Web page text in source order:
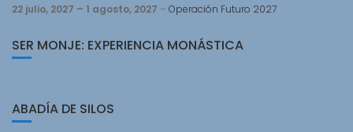
22 julio, 2027 – 1 agosto, 2027 – Operación Futuro 2027
SER MONJE: EXPERIENCIA MONÁSTICA
ABADÍA DE SILOS